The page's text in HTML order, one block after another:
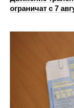
ограничат с 7